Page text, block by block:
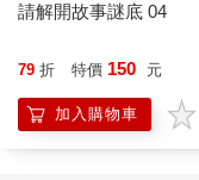
請解開故事謎底 04
79 折 特價 150 元
加入購物車